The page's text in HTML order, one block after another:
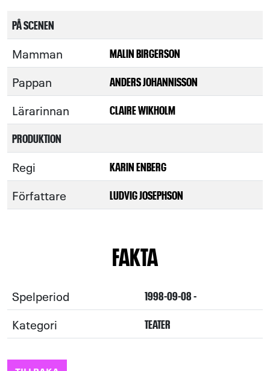
PÅ SCENEN
Mamman MALIN BIRGERSON
Pappan ANDERS JOHANNISSON
Lärarinnan
CLAIRE WIKHOLM
PRODUKTION
Regi KARIN ENBERG
Författare LUDVIG JOSEPHSON
FAKTA
Spelperiod 1998-09-08 -
Kategori TEATER